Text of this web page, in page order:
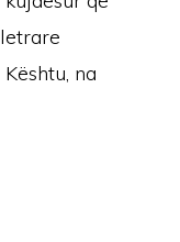
na